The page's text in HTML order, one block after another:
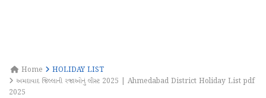
Home
HOLIDAY LIST
અમદાવાદ જિલ્લાની રજાઓનું લીસ્ટ 2025 | Ahmedabad District Holiday List pdf
2025